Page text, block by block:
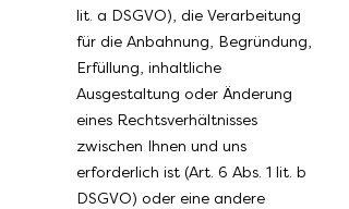
lit. a DSGVO), die Verarbeitung
für die Anbahnung, Begründung,
Erfüllung, inhaltliche
Ausgestaltung oder Änderung
eines Rechtsverhältnisses
zwischen Ihnen und uns
erforderlich ist (Art. 6 Abs. 1 lit. b
DSGVO) oder eine andere